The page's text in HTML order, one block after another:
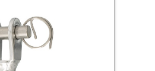
резьбой